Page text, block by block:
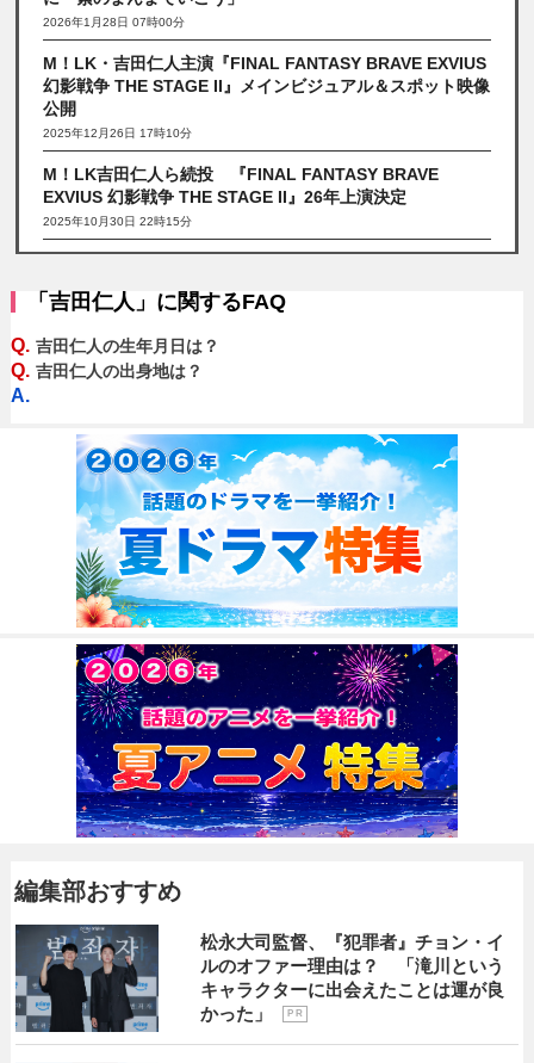
2026年1月28日 07時00分
M！LK・吉田仁人主演『FINAL FANTASY BRAVE EXVIUS
幻影戦争 THE STAGE II』メインビジュアル＆スポット映像
公開
2025年12月26日 17時10分
M！LK吉田仁人ら続投 『FINAL FANTASY BRAVE
EXVIUS 幻影戦争 THE STAGE II』26年上演決定
2025年10月30日 22時15分
「吉田仁人」に関するFAQ
Q. 吉田仁人の生年月日は？
Q. 吉田仁人の出身地は？
A.
編集部おすすめ
松永大司監督、『犯罪者』チョン・イ
ルのオファー理由は？ 「滝川という
キャラクターに出会えたことは運が良
かった」
P R